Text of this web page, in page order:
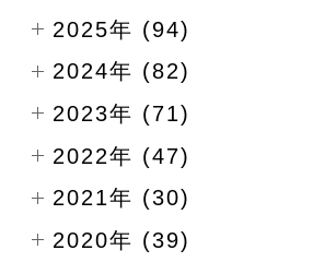
2025年 (94)
2024年 (82)
2023年 (71)
2022年 (47)
2021年 (30)
2020年 (39)